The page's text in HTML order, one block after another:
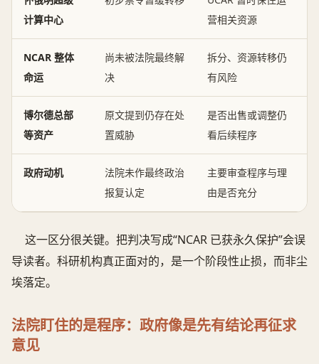
计算中心
营相关资源
NCAR 整体
命运
尚未被法院最终解
决
拆分、资源转移仍
有风险
博尔德总部
等资产
原文提到仍存在处
置威胁
是否出售或调整仍
看后续程序
政府动机
法院未作最终政治
报复认定
主要审查程序与理
由是否充分
这一区分很关键。把判决写成“NCAR 已获永久保护”会误
导读者。科研机构真正面对的，是一个阶段性止损，而非尘
埃落定。
法院盯住的是程序：政府像是先有结论再征求
意见